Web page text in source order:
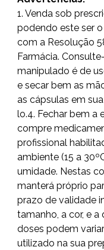
1. Venda sob
podendo este ser
com a Resolução
Farmácia.
manipulado é de
e secar bem as
as cápsulas em
lo.4. Fechar bem a
compre
profissional
ambiente (15 a
umidade. Nestas
manterá próprio
prazo de validade
tamanho, a cor, e
doses podem
utilizado na sua